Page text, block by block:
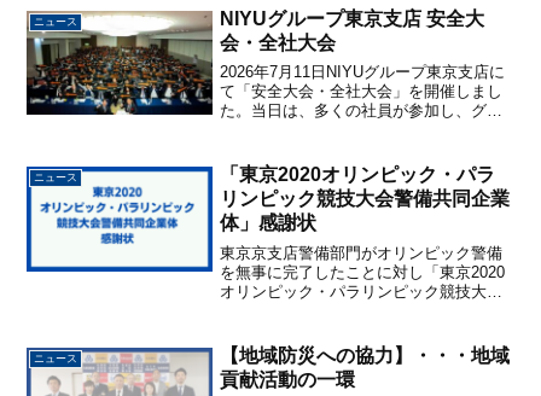
ニュース
NIYUグループ東京支店 安全大
会・全社大会
2026年7月11日NIYUグループ東京支店に
て「安全大会・全社大会」を開催しまし
た。当日は、多くの社員が参加し、グル
安全への取り組みを改めて確認するとと
もに、社員一人...
ニュース
「東京2020オリンピック・パラ
リンピック競技大会警備共同企業
体」感謝状
東京京支店警備部門がオリンピック警備
を無事に完了したことに対し「東京2020
オリンピック・パラリンピック競技大会
ニュース
【地域防災への協力】・・・地域
貢献活動の一環